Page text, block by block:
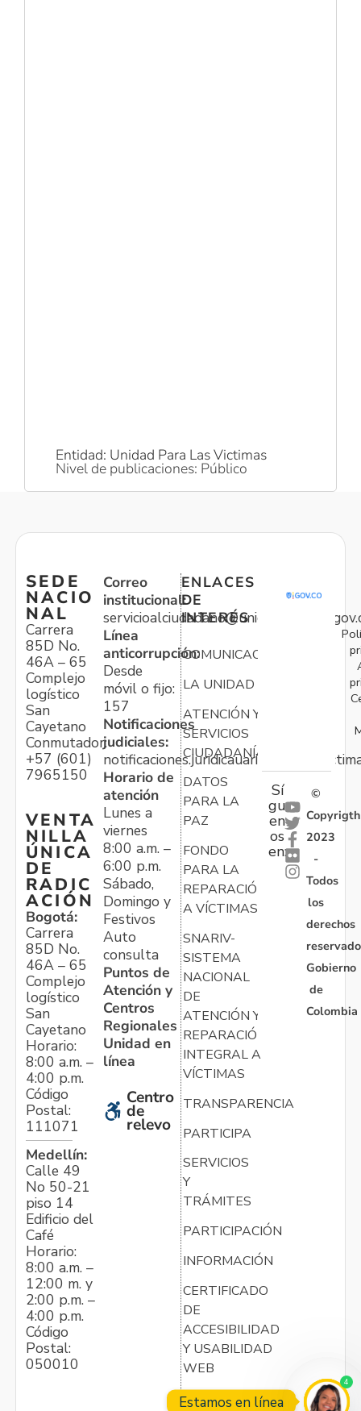
Entidad: Unidad Para Las Victimas
Nivel de publicaciones: Público
SEDE
NACIO
NAL
Carrera
85D No.
46A – 65
Complejo
logístico
San
Cayetano
Conmutador:
+57 (601)
7965150
VENTA
NILLA
ÚNICA
DE
RADIC
ACIÓN
Bogotá:
Carrera
85D No.
46A – 65
Complejo
logístico
San
Cayetano
Horario:
8:00 a.m. –
4:00 p.m.
Código
Postal:
111071
Medellín:
Calle 49
No 50-21
piso 14
Edificio del
Café
Horario:
8:00 a.m. –
12:00 m. y
2:00 p.m. –
4:00 p.m.
Código
Postal:
050010
Correo
institucional:
Línea
anticorrupción:
Desde
móvil o fijo:
157
Notificaciones
judiciales:
Horario de
atención
Lunes a
viernes
8:00 a.m. –
6:00 p.m.
Sábado,
Domingo y
Festivos
Auto
consulta
Puntos de
Atención y
Centros
Regionales
Unidad en
línea
Centro
de
relevo
ENLACES
DE
INTERÉS
COMUNICACIONES
LA UNIDAD
ATENCIÓN Y
SERVICIOS
CIUDADANÍA
DATOS
PARA LA
PAZ
FONDO
PARA LA
REPARACIÓN
A VÍCTIMAS
SNARIV-
SISTEMA
NACIONAL
DE
ATENCIÓN Y
REPARACIÓN
INTEGRAL A
VÍCTIMAS
TRANSPARENCIA
PARTICIPA
SERVICIOS
Y
TRÁMITES
PARTICIPACIÓN
INFORMACIÓN
CERTIFICADO
DE
ACCESIBILIDAD
Y USABILIDAD
WEB
Sí
gu
en
os
en:
©
Copyrigth
2023
-
Todos
los
derechos
Gobierno
de
Colombia
Estamos en línea
4